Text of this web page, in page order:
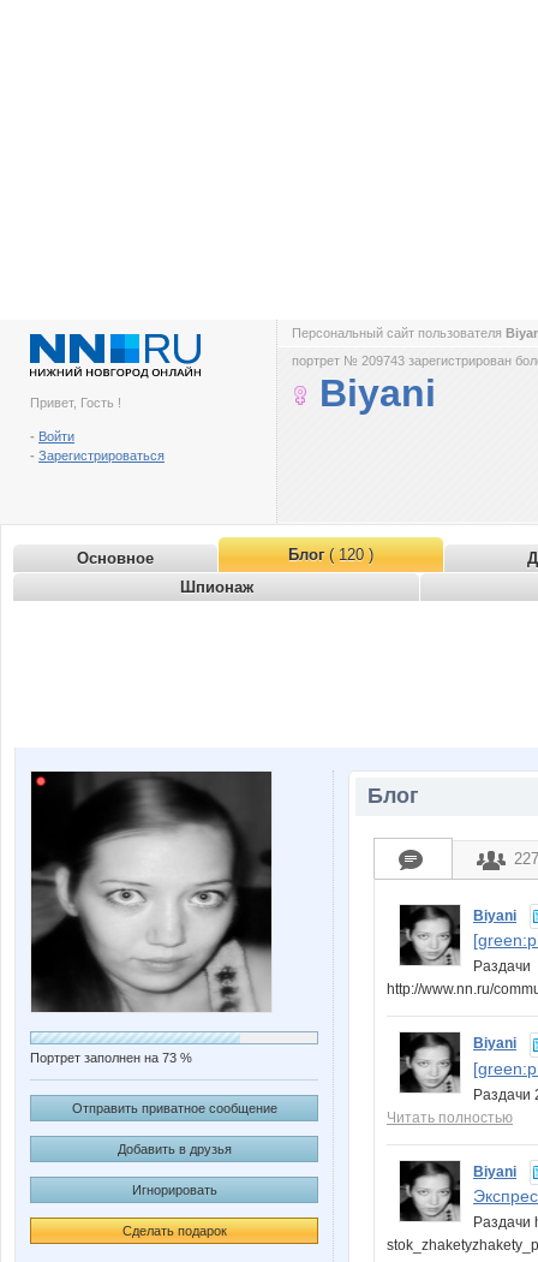
Привет, Гость !
- Войти
- Зарегистрироваться
Персональный сайт пользователя
портрет № 209743 зарегистрирован
Biyani
Основное Блог( 120 )
Шпионаж
Портрет заполнен на 73 %
Отправить приватное сообщение
Добавить в друзья
Игнорировать
Сделать подарок
Блог
Biyani
Раздачи
http://www.nn.ru/
Biyani
Раздачи
Читать полностью
Biyani
Раздачи